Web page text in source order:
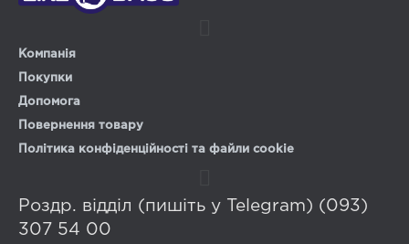
Компанія
Покупки
Допомога
Повернення товару
Політика конфіденційності та файли cookie
Роздр. відділ (пишіть у Telegram) (093)
307 54 00